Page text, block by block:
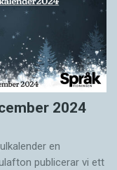
2024
en
publicerar vi ett